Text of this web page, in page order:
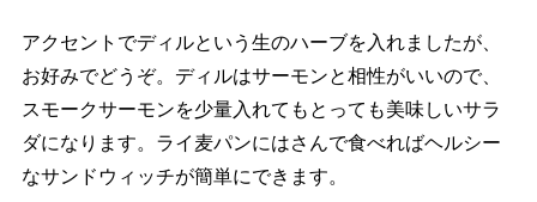
アクセントでディルという生のハーブを入れましたが、
お好みでどうぞ。ディルはサーモンと相性がいいので、
スモークサーモンを少量入れてもとっても美味しいサラ
ダになります。ライ麦パンにはさんで食べればヘルシー
なサンドウィッチが簡単にできます。